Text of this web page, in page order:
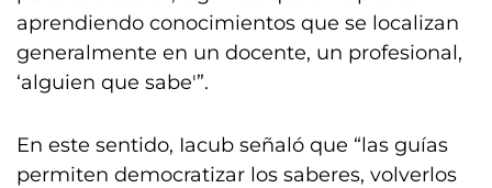
aprendiendo conocimientos que se localizan
generalmente en un docente, un profesional,
‘alguien que sabe'”.
En este sentido, Iacub señaló que “las guías
permiten democratizar los saberes, volverlos